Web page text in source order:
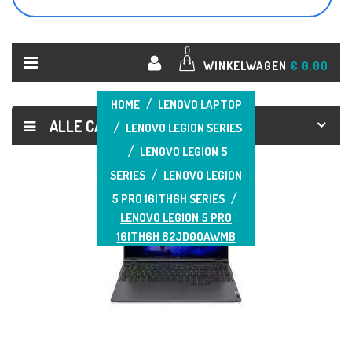
0
WINKELWAGEN € 0,00
ALLE CATEGORIEËN
HOME
LENOVO LAPTOP
LENOVO LEGION SERIES
LENOVO LEGION 5
SERIES
LENOVO LEGION
5 PRO 16ITH6H SERIES
LENOVO LEGION 5 PRO
16ITH6H 82JD00AWMB